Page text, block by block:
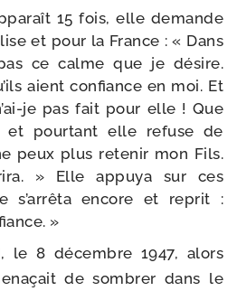
15 fois, elle demande
et pour la France : « Dans
ce calme que je désire.
aient confiance en moi. Et
je pas fait pour elle ! Que
et pour­tant elle refuse de
peux plus rete­nir mon Fils.
» Elle appuya sur ces
s’arrêta encore et reprit :
»
le 8 décembre 1947, alors
de som­brer dans le